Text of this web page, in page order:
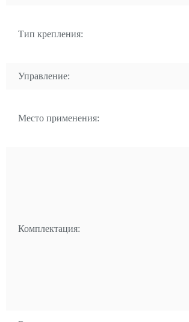
Тип крепления:
Управление:
Место применения:
Комплектация: